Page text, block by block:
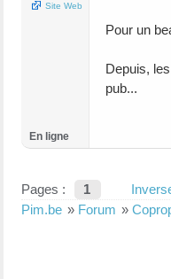
Site Web
Pour un
Depuis,
pub...
En ligne
Pages : 1
Pim.be » Forum »